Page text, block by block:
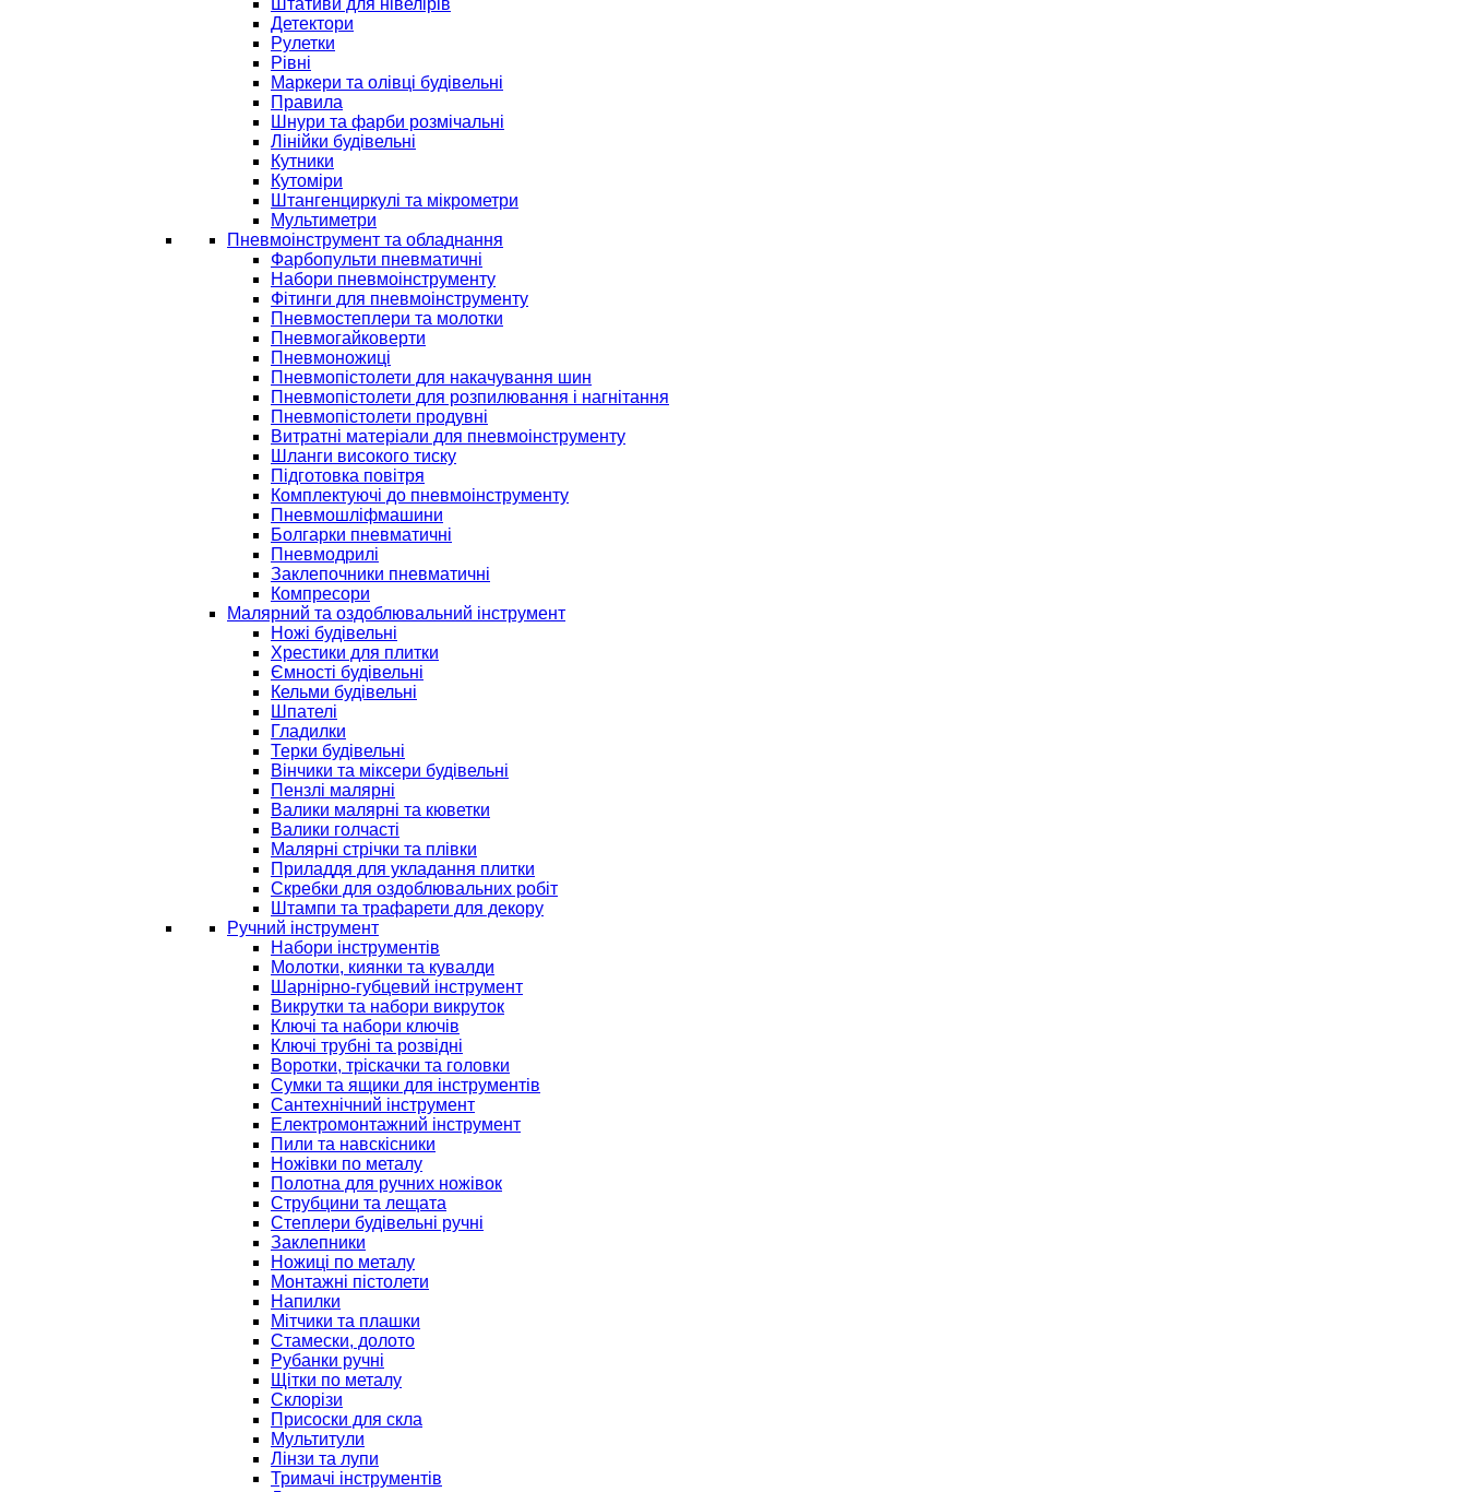
Штативи для нівелірів
Детектори
Рулетки
Рівні
Маркери та олівці будівельні
Правила
Шнури та фарби розмічальні
Лінійки будівельні
Кутники
Кутоміри
Штангенциркулі та мікрометри
Мультиметри
Пневмоінструмент та обладнання
Фарбопульти пневматичні
Набори пневмоінструменту
Фітинги для пневмоінструменту
Пневмостеплери та молотки
Пневмогайковерти
Пневмоножиці
Пневмопістолети для накачування шин
Пневмопістолети для розпилювання і нагнітання
Пневмопістолети продувні
Витратні матеріали для пневмоінструменту
Шланги високого тиску
Підготовка повітря
Комплектуючі до пневмоінструменту
Пневмошліфмашини
Болгарки пневматичні
Пневмодрилі
Заклепочники пневматичні
Компресори
Малярний та оздоблювальний інструмент
Ножі будівельні
Хрестики для плитки
Ємності будівельні
Кельми будівельні
Шпателі
Гладилки
Терки будівельні
Вінчики та міксери будівельні
Пензлі малярні
Валики малярні та кюветки
Валики голчасті
Малярні стрічки та плівки
Приладдя для укладання плитки
Скребки для оздоблювальних робіт
Штампи та трафарети для декору
Ручний інструмент
Набори інструментів
Молотки, киянки та кувалди
Шарнірно-губцевий інструмент
Викрутки та набори викруток
Ключі та набори ключів
Ключі трубні та розвідні
Воротки, тріскачки та головки
Сумки та ящики для інструментів
Сантехнічний інструмент
Електромонтажний інструмент
Пили та навскісники
Ножівки по металу
Полотна для ручних ножівок
Струбцини та лещата
Степлери будівельні ручні
Заклепники
Ножиці по металу
Монтажні пістолети
Напилки
Мітчики та плашки
Стамески, долото
Рубанки ручні
Щітки по металу
Склорізи
Присоски для скла
Мультитули
Лінзи та лупи
Тримачі інструментів